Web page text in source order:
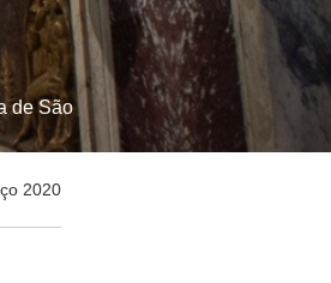
de São
2020